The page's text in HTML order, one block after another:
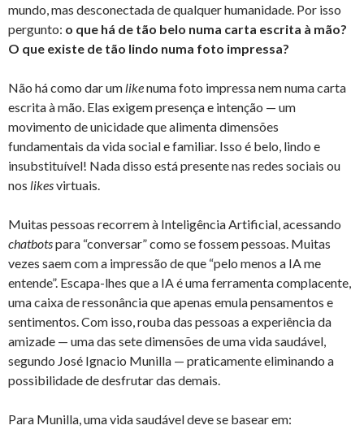
mundo, mas desconectada de qualquer humanidade. Por isso
pergunto: o que há de tão belo numa carta escrita à mão?
O que existe de tão lindo numa foto impressa?
Não há como dar um likenuma foto impressa nem numa carta
escrita à mão. Elas exigem presença e intenção — um
movimento de unicidade que alimenta dimensões
fundamentais da vida social e familiar. Isso é belo, lindo e
insubstituível! Nada disso está presente nas redes sociais ou
nos likesvirtuais.
Muitas pessoas recorrem à Inteligência Artificial, acessando
chatbotspara “conversar” como se fossem pessoas. Muitas
vezes saem com a impressão de que “pelo menos a IA me
entende”. Escapa-lhes que a IA é uma ferramenta complacente,
uma caixa de ressonância que apenas emula pensamentos e
sentimentos. Com isso, rouba das pessoas a experiência da
amizade — uma das sete dimensões de uma vida saudável,
segundo José Ignacio Munilla — praticamente eliminando a
possibilidade de desfrutar das demais.
Para Munilla, uma vida saudável deve se basear em: